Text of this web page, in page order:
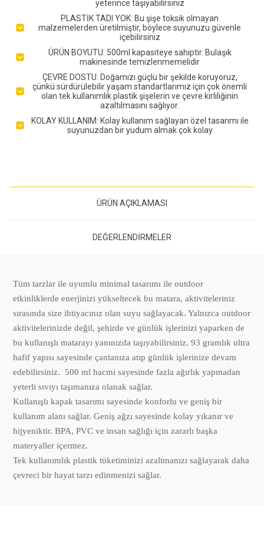
yeterince taşıyabilirsiniz
PLASTİK TADI YOK: Bu şişe toksik olmayan
malzemelerden üretilmiştir, böylece suyunuzu güvenle
içebilirsiniz
ÜRÜN BOYUTU: 500ml kapasiteye sahiptir. Bulaşık
makinesinde temizlenmemelidir
ÇEVRE DOSTU: Doğamızı güçlü bir şekilde koruyoruz,
çünkü sürdürülebilir yaşam standartlarımız için çok önemli
olan tek kullanımlık plastik şişelerin ve çevre kirliliğinin
azaltılmasını sağlıyor.
KOLAY KULLANIM: Kolay kullanım sağlayan özel tasarımı ile
suyunuzdan bir yudum almak çok kolay
ÜRÜN AÇIKLAMASI
DEĞERLENDIRMELER
Tüm tarzlar ile uyumlu minimal tasarımı ile outdoor
etkinliklerde enerjinizi yükseltecek bu matara, aktiviteleriniz
sırasında size ihtiyacınız olan suyu sağlayacak. Yalnızca outdoor
aktivitelerinizde değil, şehirde ve günlük işlerinizi yaparken de
bu kullanışlı matarayı yanınızda taşıyabilirsiniz. 93 gramlık ultra
hafif yapısı sayesinde çantanıza atıp günlük işlerinize devam
edebilirsiniz. 500 ml hacmi sayesinde fazla ağırlık yapmadan
yeterli sıvıyı taşımanıza olanak sağlar.
Kullanışlı kapak tasarımı sayesinde konforlu ve geniş bir
kullanım alanı sağlar. Geniş ağzı sayesinde kolay yıkanır ve
hijyeniktir. BPA, PVC ve insan sağlığı için zararlı başka
materyaller içermez.
Tek kullanımlık plastik tüketiminizi azaltmanızı sağlayarak daha
çevreci bir hayat tarzı edinmenizi sağlar.